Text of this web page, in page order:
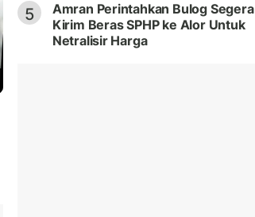
5
Amran Perintahkan Bulog Segera
Kirim Beras SPHP ke Alor Untuk
Netralisir Harga